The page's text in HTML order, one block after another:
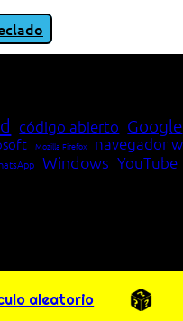
código abierto Google
Mozilla Firefox navegador
Windows YouTube
aleatorio